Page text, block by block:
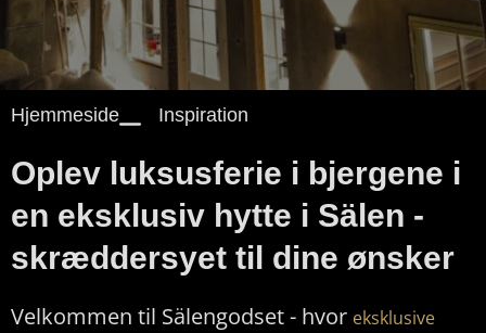
Hjemmeside Inspiration
Oplev luksusferie i bjergene i
en eksklusiv hytte i Sälen -
skræddersyet til dine ønsker
Velkommen til Sälengodset - hvor eksklusive